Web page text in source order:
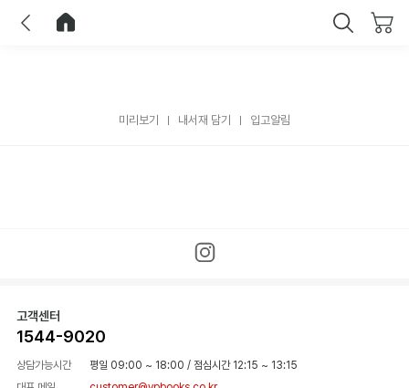
미리보기 내서재 담기 입고알림
고객센터
1544-9020
상담가능시간 평일 09:00 ~ 18:00 / 점심시간 12:15 ~ 13:15